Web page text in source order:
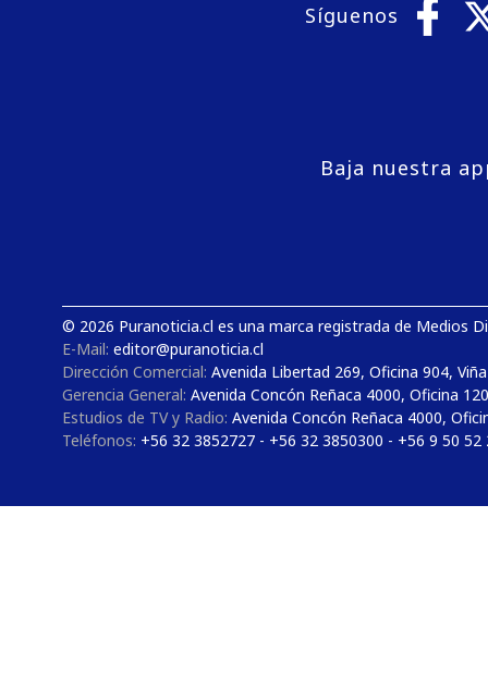
Síguenos
Baja nuestra
© 2026 Puranoticia.cl es una marca registrada de Medios
E-Mail: editor@puranoticia.cl
Dirección Comercial: Avenida Libertad 269, Oficina 904,
Gerencia General: Avenida Concón Reñaca 4000, Oficina
Estudios de TV y Radio: Avenida Concón Reñaca 4000,
Teléfonos: +56 32 3852727 - +56 32 3850300 - +56 9 50 52